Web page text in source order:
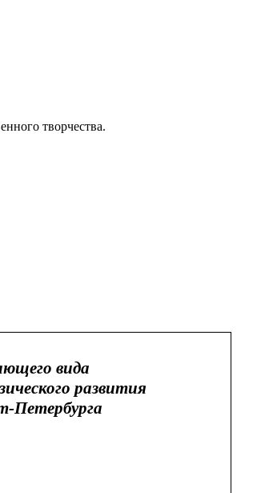
творчества.
вида
развития
Петербурга